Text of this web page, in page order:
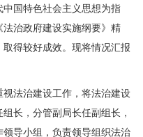
国特色社会主义思想为指
治政府建设实施纲要》精
得较好成效。现将情况汇报
视法治建设工作，将法治建设
长，分管副局长任副组长，
导小组，负责领导组织法治